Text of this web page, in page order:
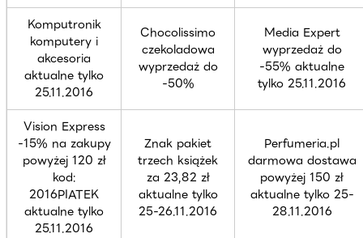
Komputronik
komputery i
akcesoria
aktualne tylko
25.11.2016
Chocolissimo
czekoladowa
wyprzedaż do
-50%
Media Expert
wyprzedaż do
-55% aktualne
tylko 25.11.2016
Vision Express
-15% na zakupy
powyżej 120 zł
kod:
2016PIATEK
aktualne tylko
25.11.2016
Znak pakiet
trzech książek
za 23,82 zł
aktualne tylko
25-26.11.2016
Perfumeria.pl
darmowa dostawa
powyżej 150 zł
aktualne tylko 25-
28.11.2016